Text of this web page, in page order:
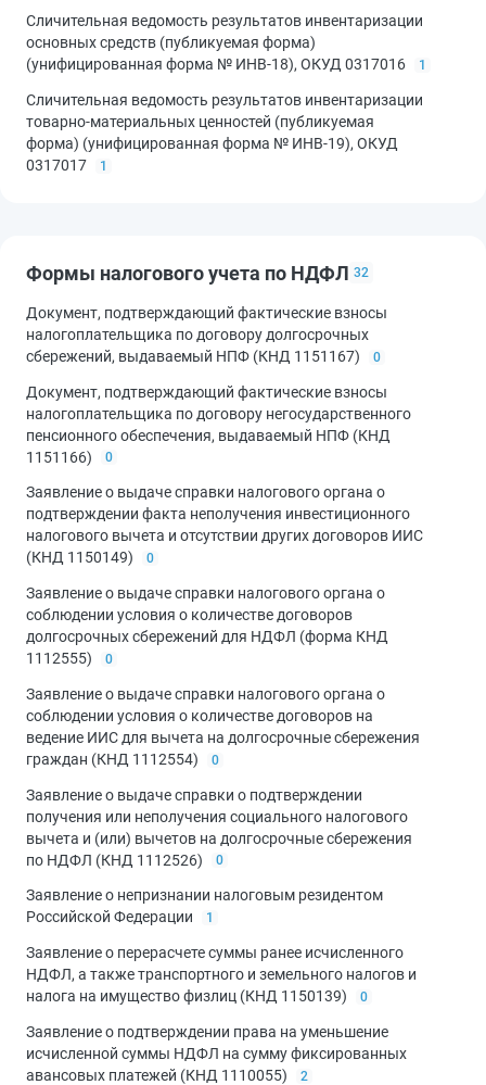
Сличительная ведомость результатов инвентаризации
основных средств (публикуемая форма)
(унифицированная форма № ИНВ-18), ОКУД 0317016
1
Сличительная ведомость результатов инвентаризации
товарно-материальных ценностей (публикуемая
форма) (унифицированная форма № ИНВ-19), ОКУД
0317017
1
Формы налогового учета по НДФЛ 32
Документ, подтверждающий фактические взносы
налогоплательщика по договору долгосрочных
сбережений, выдаваемый НПФ (КНД 1151167)
0
Документ, подтверждающий фактические взносы
налогоплательщика по договору негосударственного
пенсионного обеспечения, выдаваемый НПФ (КНД
1151166)
0
Заявление о выдаче справки налогового органа о
подтверждении факта неполучения инвестиционного
налогового вычета и отсутствии других договоров ИИС
(КНД 1150149)
0
Заявление о выдаче справки налогового органа о
соблюдении условия о количестве договоров
долгосрочных сбережений для НДФЛ (форма КНД
1112555)
0
Заявление о выдаче справки налогового органа о
соблюдении условия о количестве договоров на
ведение ИИС для вычета на долгосрочные сбережения
граждан (КНД 1112554)
0
Заявление о выдаче справки о подтверждении
получения или неполучения социального налогового
вычета и (или) вычетов на долгосрочные сбережения
по НДФЛ (КНД 1112526)
0
Заявление о непризнании налоговым резидентом
Российской Федерации
1
Заявление о перерасчете суммы ранее исчисленного
НДФЛ, а также транспортного и земельного налогов и
налога на имущество физлиц (КНД 1150139)
0
Заявление о подтверждении права на уменьшение
исчисленной суммы НДФЛ на сумму фиксированных
авансовых платежей (КНД 1110055)
2